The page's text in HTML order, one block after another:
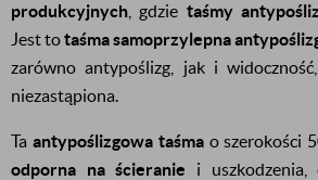
produkcyjnych , gdzie taśmy
Jest totaśma samoprzylepna
zarówno antypoślizg, jak i
niezastąpiona.
Ta antypoślizgowa taśmao szerokości
odporna na ścieranie i